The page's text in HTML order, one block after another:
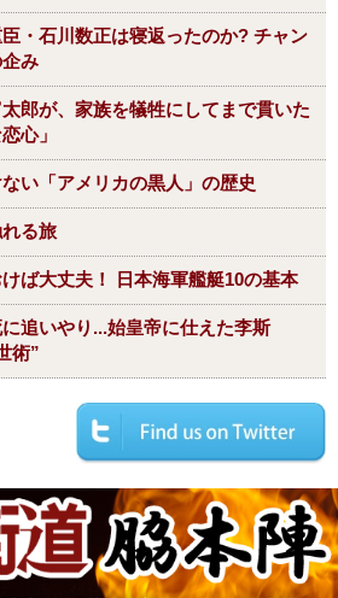
・石川数正は寝返ったのか? チャン
み
郎が、家族を犠牲にしてまで貫いた
心」
い「アメリカの黒人」の歴史
る旅
ば大丈夫！ 日本海軍艦艇10の基本
追いやり...始皇帝に仕えた李斯
術”